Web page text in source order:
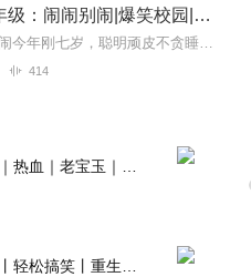
闹闹上学记一二年级：闹闹别闹|爆笑校园|宝宝巴士
【适听年龄】6岁+闹闹今年刚七岁，聪明顽皮不贪睡。鸡腿青菜都爱吃，唱歌跳舞样样行。爸爸坚强像大树，妈妈美丽爱下厨。闹闹一家真幸福，嘿真幸福。Hello，大家好，...
414